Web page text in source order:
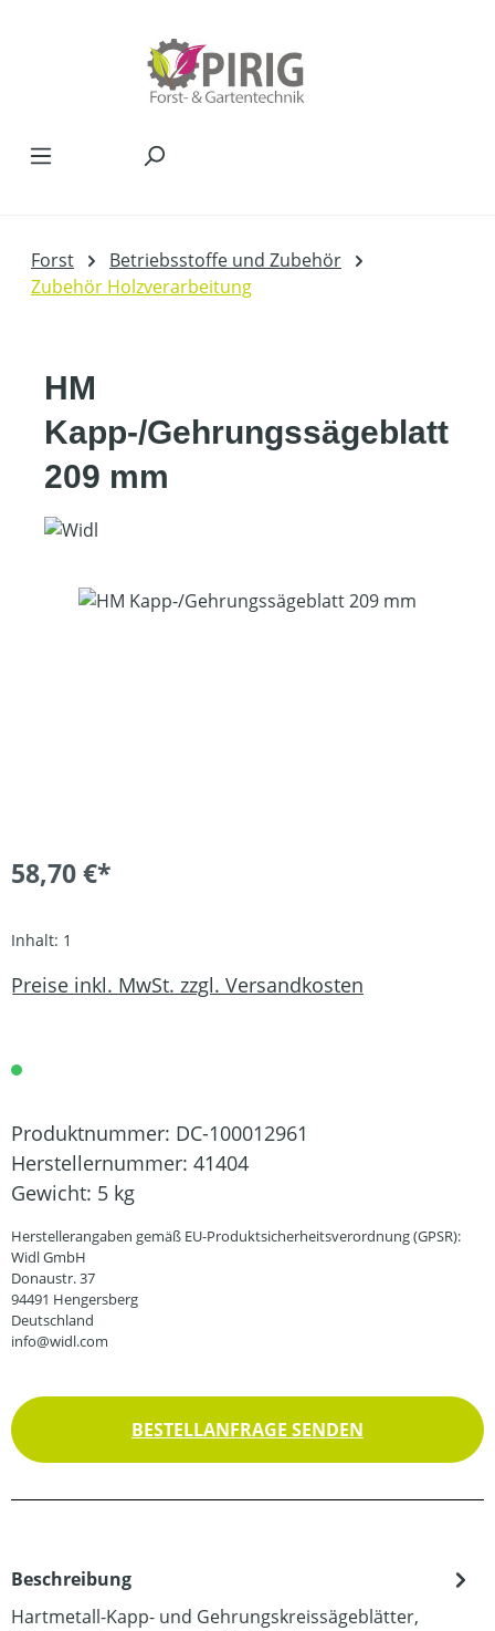
Forst
Betriebsstoffe und Zubehör
Zubehör Holzverarbeitung
HM
Kapp-/Gehrungssägeblatt
209 mm
Bildergalerie überspringen
58,70 €*
Inhalt: 1
Preise inkl. MwSt. zzgl. Versandkosten
Produktnummer: DC-100012961
Herstellernummer: 41404
Gewicht: 5 kg
Herstellerangaben gemäß EU-Produktsicherheitsverordnung (GPSR):
Widl GmbH
Donaustr. 37
94491 Hengersberg
Deutschland
info@widl.com
BESTELLANFRAGE SENDEN
Beschreibung
Hartmetall-Kapp- und Gehrungskreissägeblätter,